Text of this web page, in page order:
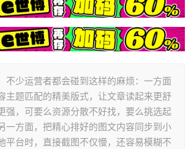
不少运营者都会碰到这样的麻烦：一方面
主题匹配的精美版式，让文章读起来更舒
强，可要么资源分散不好找，要么挑选起
一方面，把精心排好的图文内容同步到小
平台时，直接截图不仅慢，还容易模糊不